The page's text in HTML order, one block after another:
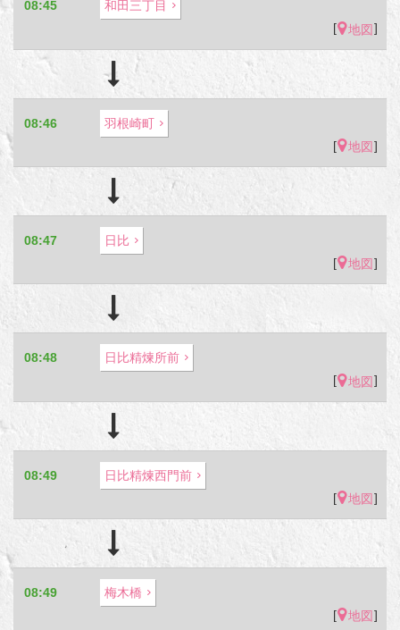
08:45
和田三丁目
[
地図]
08:46
羽根崎町
[
地図]
08:47
日比
[
地図]
08:48
日比精煉所前
[
地図]
08:49
日比精煉西門前
[
地図]
08:49
梅木橋
[
地図]